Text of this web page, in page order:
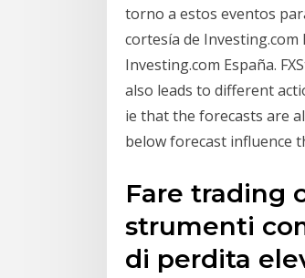
torno a estos eventos
cortesía de
Investing.com España.
also leads to different
ie that the forecasts are
below forecast influence
Fare trading
strumenti
di perdita